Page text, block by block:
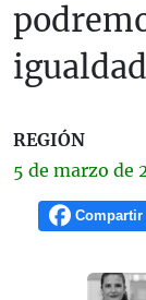
REGIÓN
5 de marzo de
Compartir